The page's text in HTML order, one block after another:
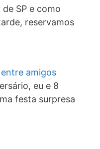
SP e como
reservamos
amigos
eu e 8
festa surpresa